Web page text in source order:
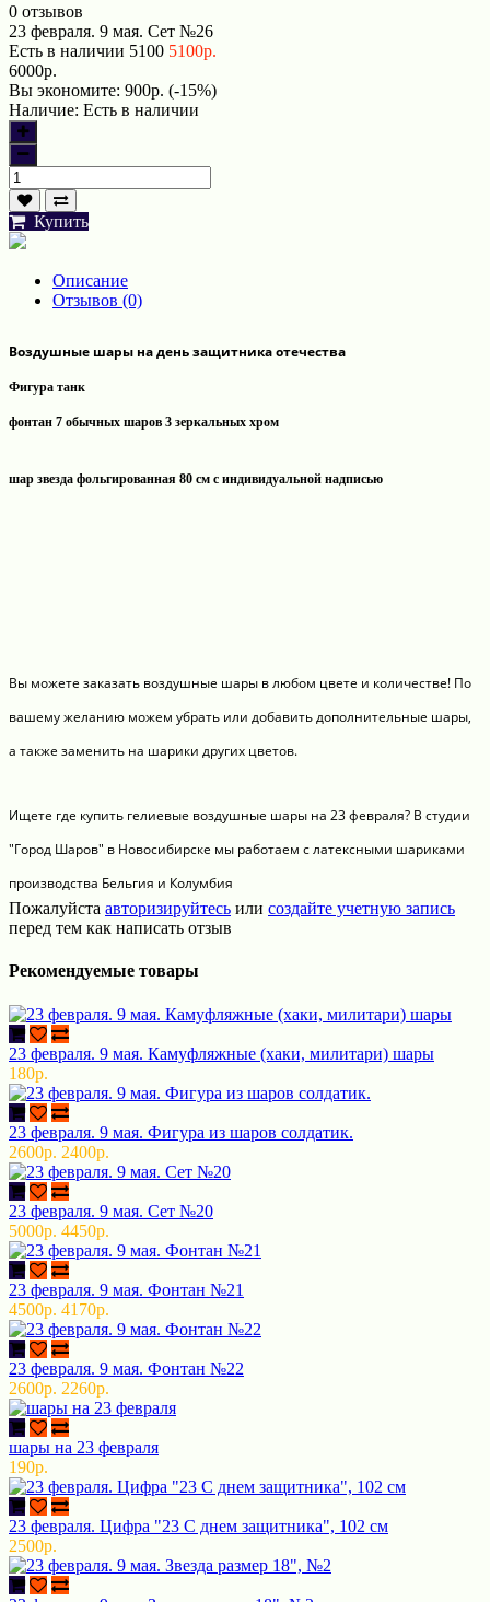
0 отзывов
23 февраля. 9 мая. Сет №26
Есть в наличии 5100 5100р.
6000р.
Вы экономите: 900р. (-15%)
Наличие: Есть в наличии
Купить
Описание
Отзывов (0)
Воздушные шары на день защитника отечества
Фигура танк
фонтан 7 обычных шаров 3 зеркальных хром
шар звезда фольгированная 80 см с индивидуальной надписью
Вы можете заказать воздушные шары в любом цвете и количестве! По
вашему желанию можем убрать или добавить дополнительные шары,
а также заменить на шарики других цветов.
Ищете где купить гелиевые воздушные шары на 23 февраля? В студии
"Город Шаров" в Новосибирске мы работаем с латексными шариками
производства Бельгия и Колумбия
Пожалуйста авторизируйтесь или создайте учетную запись
перед тем как написать отзыв
Рекомендуемые товары
23 февраля. 9 мая. Камуфляжные (хаки, милитари) шары
180р.
23 февраля. 9 мая. Фигура из шаров солдатик.
2600р. 2400р.
23 февраля. 9 мая. Сет №20
5000р. 4450р.
23 февраля. 9 мая. Фонтан №21
4500р. 4170р.
23 февраля. 9 мая. Фонтан №22
2600р. 2260р.
шары на 23 февраля
190р.
23 февраля. Цифра "23 С днем защитника", 102 см
2500р.